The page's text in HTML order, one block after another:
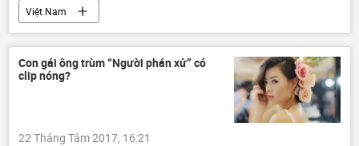
Việt Nam
Con gái ông trùm “Người phán xử” có
clip nóng?
22 Tháng Tám 2017, 16:21